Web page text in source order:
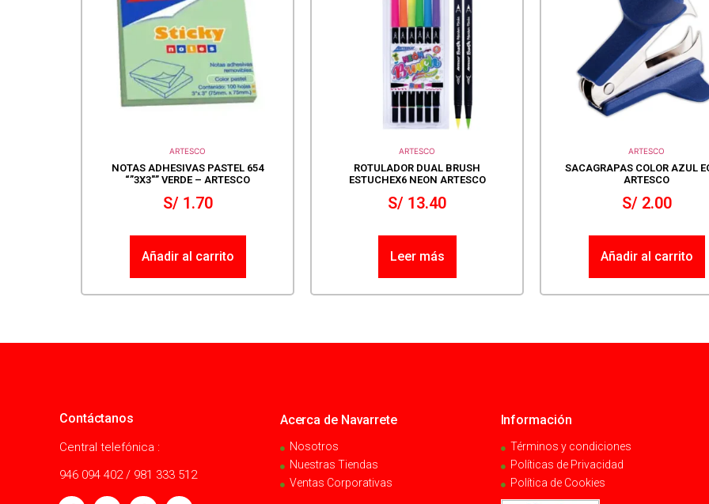
ARTESCO
NOTAS ADHESIVAS PASTEL 654
“”3X3″” VERDE – ARTESCO
S/1.70
Añadir al carrito
ARTESCO
ROTULADOR DUAL BRUSH
ESTUCHEX6 NEON ARTESCO
S/ 13.40
Leer más
ARTESCO
SACAGRAPAS COLOR AZUL
ARTESCO
S/2.00
Añadir al carrito
Contáctanos
Central telefónica :
946 094 402 / 981 333 512
Acerca de Navarrete
Nosotros
Nuestras Tiendas
Ventas Corporativas
Información
Términos y condiciones
Políticas de Privacidad
Política de Cookies